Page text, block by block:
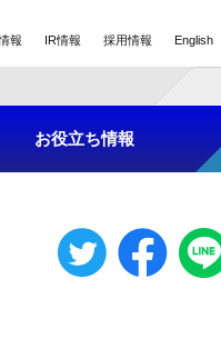
報 IR情報 採用情報 English
お役立ち情報